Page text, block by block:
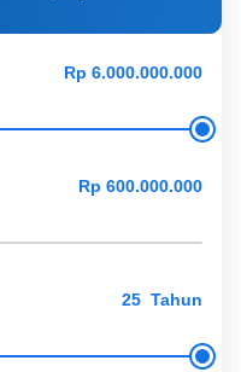
Tahun